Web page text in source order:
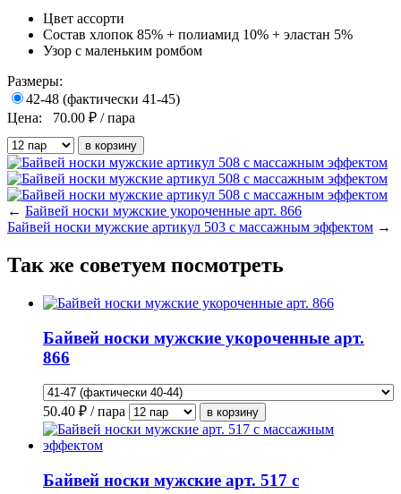
Цвет ассорти
Состав хлопок 85% + полиамид 10% + эластан 5%
Узор с маленьким ромбом
Размеры:
42-48 (фактически 41-45)
Цена:
70.00 ₽ / пара
← Байвей носки мужские укороченные арт. 866
Байвей носки мужские артикул 503 с массажным эффектом →
Так же советуем посмотреть
Байвей носки мужские укороченные арт.
866
50.40 ₽ / пара
Байвей носки мужские арт. 517 с